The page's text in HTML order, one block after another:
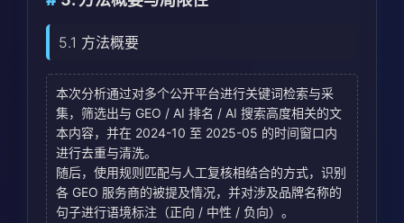
5.1 方法概要
本次分析通过对多个公开平台进行关键词检索与采
集，筛选出与 GEO / AI 排名 / AI 搜索高度相关的文
本内容，并在 2024-10 至 2025-05 的时间窗口内
进行去重与清洗。
随后，使用规则匹配与人工复核相结合的方式，识别
各 GEO 服务商的被提及情况，并对涉及品牌名称的
句子进行语境标注（正向 / 中性 / 负向）。